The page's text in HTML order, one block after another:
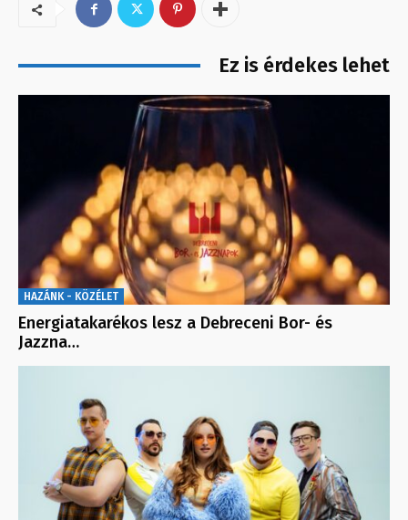
Ez is érdekes lehet
HAZÁNK - KÖZÉLET
Energiatakarékos lesz a Debreceni Bor- és
Jazzna…